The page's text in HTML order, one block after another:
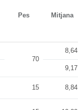
Pes Mitjana
70
8,64
9,17
15 8,84